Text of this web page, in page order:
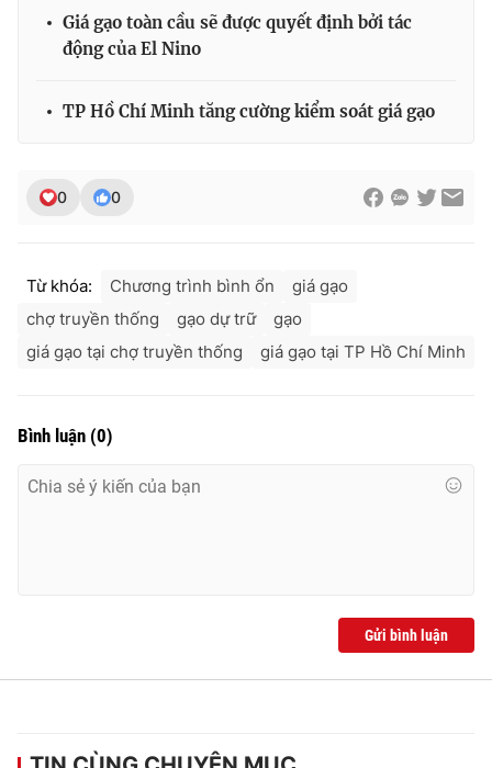
Giá gạo toàn cầu sẽ được quyết định bởi tác
động của El Nino
TP Hồ Chí Minh tăng cường kiểm soát giá gạo
0 0
Từ khóa: Chương trình bình ổn
giá gạo
chợ truyền thống
gạo dự trữ
gạo
giá gạo tại chợ truyền thống
giá gạo tại TP Hồ Chí Minh
Bình luận (0)
Gửi bình luận